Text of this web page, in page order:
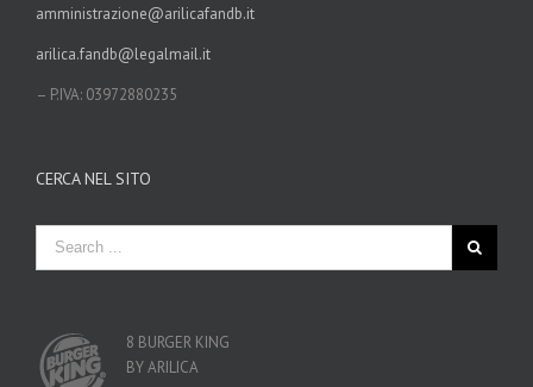
amministrazione@arilicafandb.it
arilica.fandb@legalmail.it
– P.IVA: 03972880235
CERCA NEL SITO
8 BURGER KING
BY ARILICA